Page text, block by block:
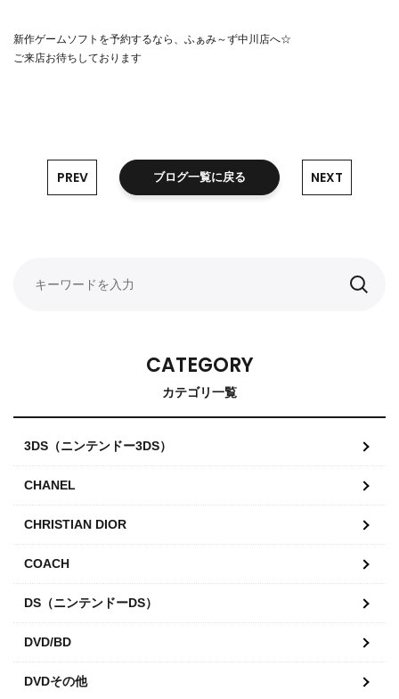
新作ゲームソフトを予約するなら、ふぁみ～ず中川店へ☆
ご来店お待ちしております
PREV ブログ一覧に戻る NEXT
CATEGORY
カテゴリ一覧
3DS（ニンテンドー3DS）
CHANEL
CHRISTIAN DIOR
COACH
DS（ニンテンドーDS）
DVD/BD
DVDその他